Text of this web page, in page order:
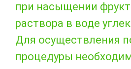
при насыщении
раствора в воде
Для осуществления
процедуры